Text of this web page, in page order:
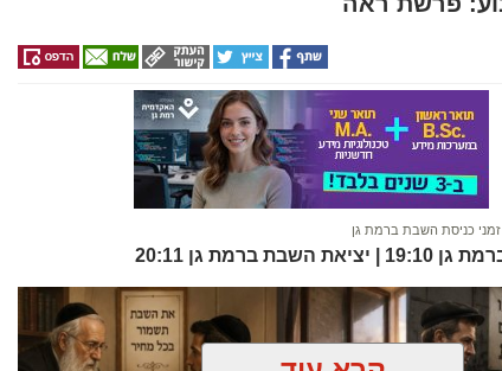
זמני כניסת השבת ברמת גן
קרא עוד
אולי יעניין אותך גם